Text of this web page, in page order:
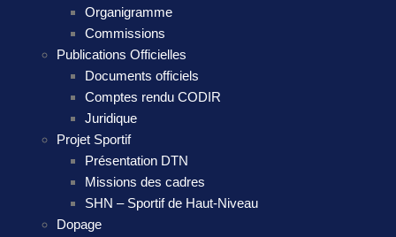
Organigramme
Commissions
Publications Officielles
Documents officiels
Comptes rendu CODIR
Juridique
Projet Sportif
Présentation DTN
Missions des cadres
SHN – Sportif de Haut-Niveau
Dopage